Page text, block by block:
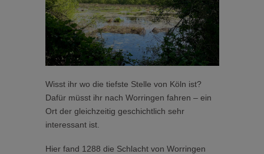
Wisst ihr wo die tiefste Stelle von Köln ist?
Dafür müsst ihr nach Worringen fahren – ein
Ort der gleichzeitig geschichtlich sehr
interessant ist.
Hier fand 1288 die Schlacht von Worringen